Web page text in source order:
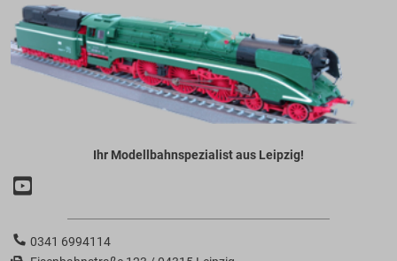
Ihr Modellbahnspezialist aus Leipzig!
0341 6994114